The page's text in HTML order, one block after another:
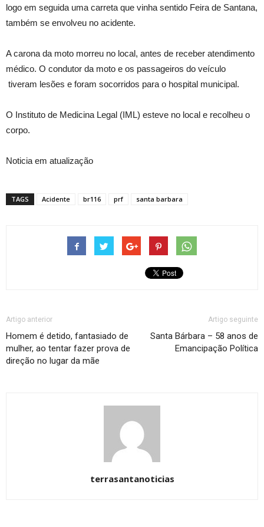
logo em seguida uma carreta que vinha sentido Feira de Santana,
também se envolveu no acidente.
A carona da moto morreu no local, antes de receber atendimento
médico. O condutor da moto e os passageiros do veículo
tiveram lesões e foram socorridos para o hospital municipal.
O Instituto de Medicina Legal (IML) esteve no local e recolheu o
corpo.
Noticia em atualização
TAGS Acidente br116 prf santa barbara
Artigo anterior
Homem é detido, fantasiado de
mulher, ao tentar fazer prova de
direção no lugar da mãe
Artigo seguinte
Santa Bárbara – 58 anos de
Emancipação Política
terrasantanoticias